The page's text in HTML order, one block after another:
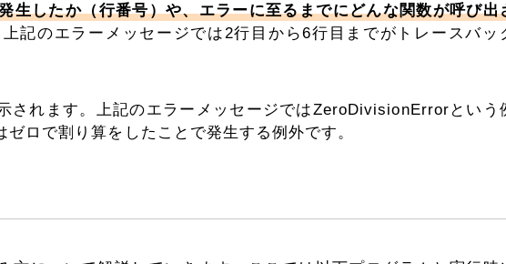
生したか（行番号）や、エラーに至るまでにどんな関数が呼び出
記のエラーメッセージでは2行目から6行目までがトレースバッ
されます。上記のエラーメッセージではZeroDivisionErrorという
ロで割り算をしたことで発生する例外です。